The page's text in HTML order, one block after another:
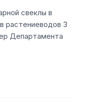
свеклы в
растениеводов 3
Департамента